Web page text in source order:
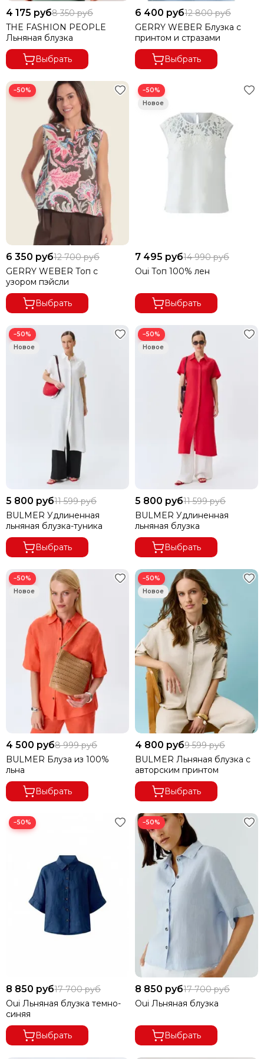
4 175 руб8 350 руб
THE FASHION PEOPLE
Льняная блузка
Выбрать
6 400 руб12 800 руб
GERRY WEBER Блузка с
принтом и стразами
Выбрать
−50%
6 350 руб12 700 руб
GERRY WEBER Топ с
узором пэйсли
Выбрать
−50%
7 495 руб14 990 руб
Oui Топ 100% лен
Выбрать
−50%
5 800 руб11 599 руб
BULMER Удлиненная
льняная блузка-туника
Выбрать
−50%
5 800 руб11 599 руб
BULMER Удлиненная
льняная блузка
Выбрать
−50%
4 500 руб8 999 руб
BULMER Блуза из 100%
льна
Выбрать
−50%
4 800 руб9 599 руб
BULMER Льняная блузка с
авторским принтом
Выбрать
−50%
8 850 руб17 700 руб
Oui Льняная блузка темно-
синяя
Выбрать
−50%
8 850 руб17 700 руб
Oui Льняная блузка
Выбрать